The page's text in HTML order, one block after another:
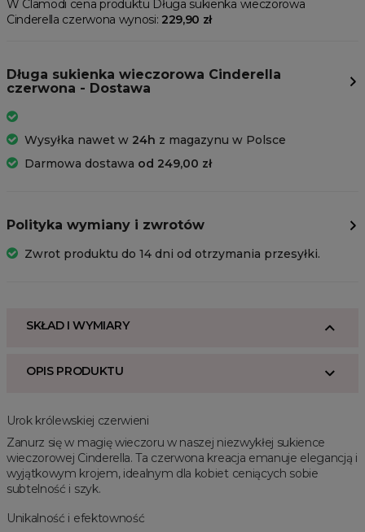
W Clamodi cena produktu Długa sukienka wieczorowa
Cinderella czerwona wynosi: 229,90 zł
Długa sukienka wieczorowa Cinderella
czerwona - Dostawa
Wysyłka nawet w 24h z magazynu w Polsce
Darmowa dostawa od 249,00 zł
Polityka wymiany i zwrotów
Zwrot produktu do 14 dni od otrzymania przesyłki.
SKŁAD I WYMIARY
OPIS PRODUKTU
Urok królewskiej czerwieni
Zanurz się w magię wieczoru w naszej niezwykłej sukience
wieczorowej Cinderella. Ta czerwona kreacja emanuje elegancją i
wyjątkowym krojem, idealnym dla kobiet ceniących sobie
subtelność i szyk.
Unikalność i efektowność